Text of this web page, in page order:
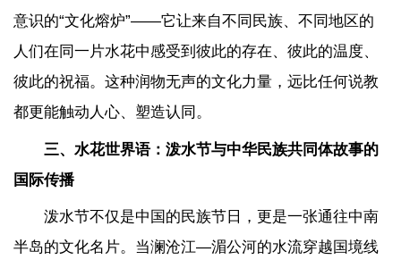
意识的“文化熔炉”——它让来自不同民族、不同地区的
人们在同一片水花中感受到彼此的存在、彼此的温度、
彼此的祝福。这种润物无声的文化力量，远比任何说教
都更能触动人心、塑造认同。
三、水花世界语：泼水节与中华民族共同体故事的
国际传播
泼水节不仅是中国的民族节日，更是一张通往中南
半岛的文化名片。当澜沧江—湄公河的水流穿越国境线